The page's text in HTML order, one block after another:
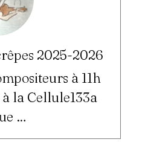
2025-2026
à 11h
la Cellule133a
…